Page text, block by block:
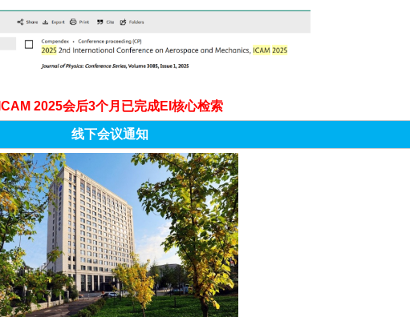
ICAM 2025会后3个月已完成EI核心检索
线下会议通知